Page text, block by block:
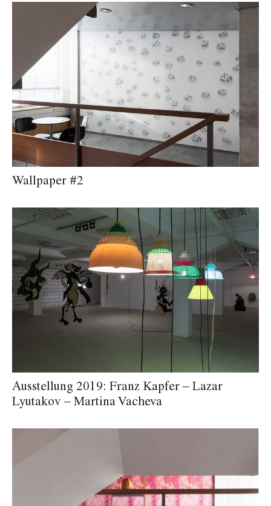
Wallpaper #2
Ausstellung 2019: Franz Kapfer – Lazar
Lyutakov – Martina Vacheva